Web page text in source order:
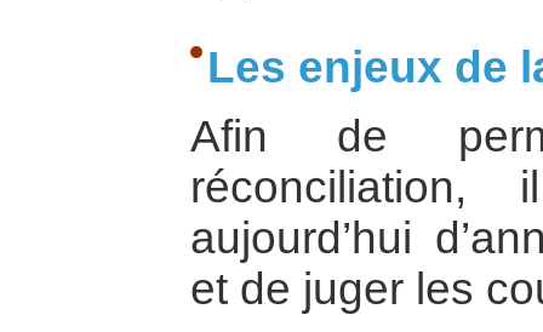
Les enjeux de
Afin de
réconciliation,
aujourd’hui
et de juger les